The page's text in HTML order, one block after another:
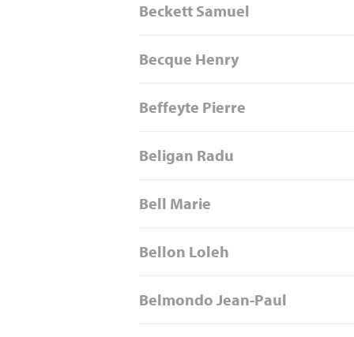
Beckett Samuel
Becque Henry
Beffeyte Pierre
Beligan Radu
Bell Marie
Bellon Loleh
Belmondo Jean-Paul